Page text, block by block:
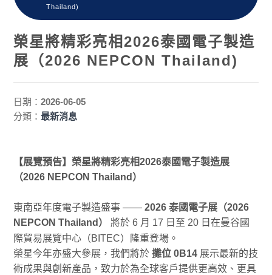
Thailand)
榮星將精彩亮相2026泰國電子製造
展（2026 NEPCON Thailand)
日期：2026-06-05
分類：最新消息
【展覽預告】榮星將精彩亮相2026泰國電子製造展
（2026 NEPCON Thailand）
東南亞年度電子製造盛事 ——2026泰國電子展（2026
NEPCON Thailand）
將於 6 月 17 日至 20 日在曼谷國
際貿易展覽中心（BITEC）隆重登場。
榮星今年亦盛大參展，我們將於攤位 0B14 展示最新的技
術成果與創新產品，致力於為全球客戶提供更高效、更具